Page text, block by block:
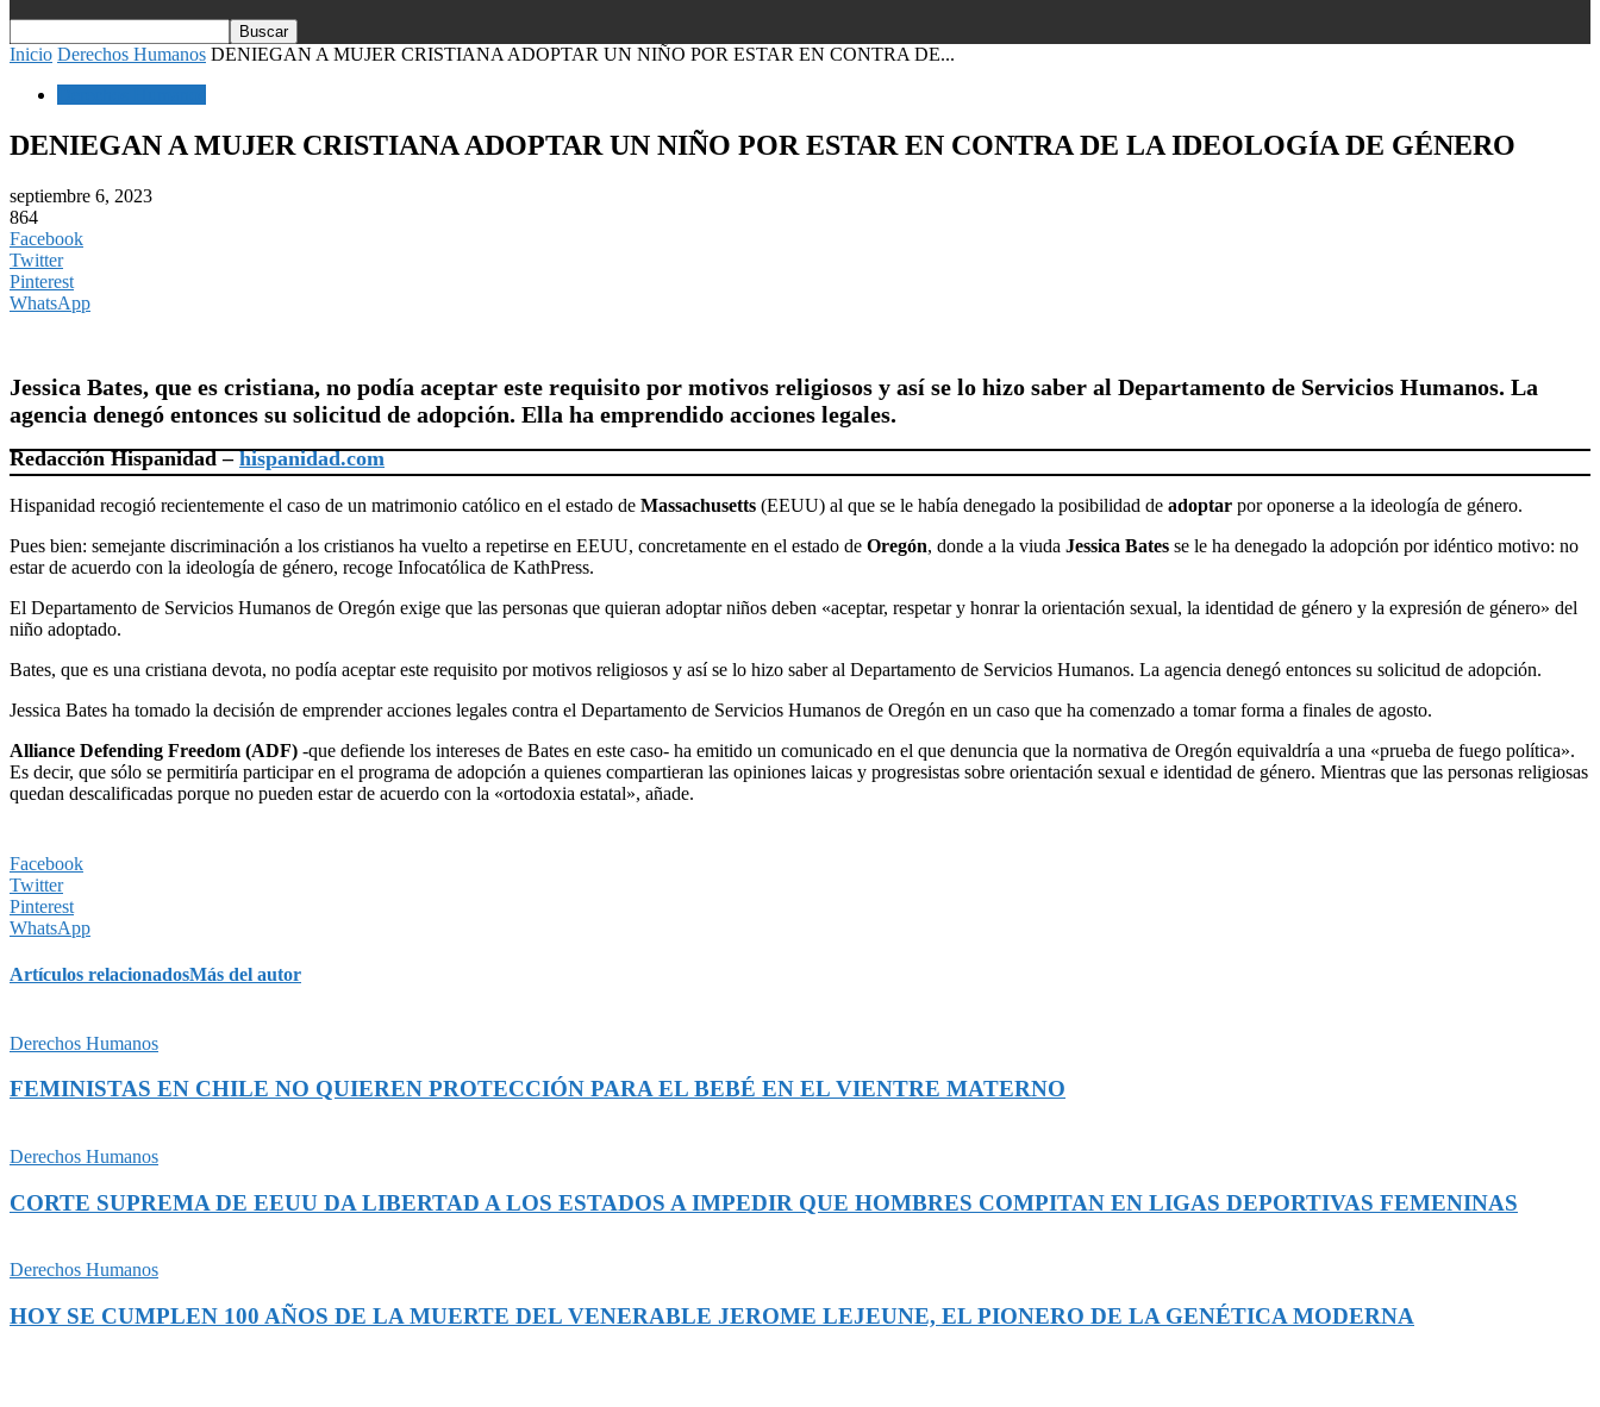
Inicio Derechos Humanos DENIEGAN A MUJER CRISTIANA ADOPTAR UN NIÑO POR ESTAR EN CONTRA DE...
DENIEGAN A MUJER CRISTIANA ADOPTAR UN NIÑO POR ESTAR EN CONTRA DE LA IDEOLOGÍA DE GÉNERO
septiembre 6, 2023
864
Facebook
Twitter
Pinterest
WhatsApp
Jessica Bates, que es cristiana, no podía aceptar este requisito por motivos religiosos y así se lo hizo saber al Departamento de Servicios Humanos. La
agencia denegó entonces su solicitud de adopción. Ella ha emprendido acciones legales.
Redacción Hispanidad –hispanidad.com
Hispanidad recogió recientemente el caso de un matrimonio católico en el estado de Massachusetts (EEUU) al que se le había denegado la posibilidad de adoptar por oponerse a la ideología de género.
Pues bien: semejante discriminación a los cristianos ha vuelto a repetirse en EEUU, concretamente en el estado de Oregón, donde a la viuda Jessica Bates se le ha denegado la adopción por idéntico motivo: no
estar de acuerdo con la ideología de género, recoge Infocatólica de KathPress.
El Departamento de Servicios Humanos de Oregón exige que las personas que quieran adoptar niños deben «aceptar, respetar y honrar la orientación sexual, la identidad de género y la expresión de género» del
niño adoptado.
Bates, que es una cristiana devota, no podía aceptar este requisito por motivos religiosos y así se lo hizo saber al Departamento de Servicios Humanos. La agencia denegó entonces su solicitud de adopción.
Jessica Bates ha tomado la decisión de emprender acciones legales contra el Departamento de Servicios Humanos de Oregón en un caso que ha comenzado a tomar forma a finales de agosto.
Alliance Defending Freedom (ADF) -que defiende los intereses de Bates en este caso- ha emitido un comunicado en el que denuncia que la normativa de Oregón equivaldría a una «prueba de fuego política».
Es decir, que sólo se permitiría participar en el programa de adopción a quienes compartieran las opiniones laicas y progresistas sobre orientación sexual e identidad de género. Mientras que las personas religiosas
quedan descalificadas porque no pueden estar de acuerdo con la «ortodoxia estatal», añade.
Facebook
Twitter
Pinterest
WhatsApp
Artículos relacionadosMás del autor
Derechos Humanos
FEMINISTAS EN CHILE NO QUIEREN PROTECCIÓN PARA EL BEBÉ EN EL VIENTRE MATERNO
Derechos Humanos
CORTE SUPREMA DE EEUU DA LIBERTAD A LOS ESTADOS A IMPEDIR QUE HOMBRES COMPITAN EN LIGAS DEPORTIVAS FEMENINAS
Derechos Humanos
HOY SE CUMPLEN 100 AÑOS DE LA MUERTE DEL VENERABLE JEROME LEJEUNE, EL PIONERO DE LA GENÉTICA MODERNA